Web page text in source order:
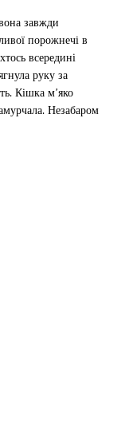
завжди
​​порожнечі в
всередині
руку за
Кішка м’яко
Незабаром